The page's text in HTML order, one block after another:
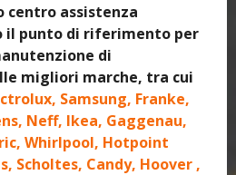
centro assistenza
il punto di riferimento per
di
migliori marche, tra cui
Samsung, Franke,
Neff, Ikea, Gaggenau,
Whirlpool, Hotpoint
Scholtes, Candy, Hoover ,